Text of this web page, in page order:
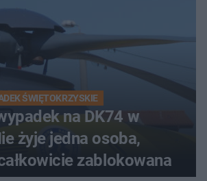
ŚWIĘTOKRZYSKIE
na DK74 w
żyje jedna osoba,
zablokowana